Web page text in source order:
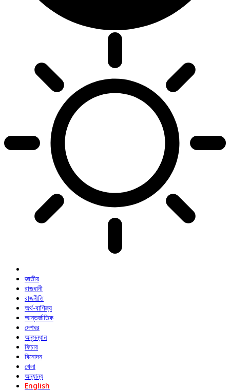
জাতীয়
রাজধানী
রাজনীতি
অর্থ-বাণিজ্য
আন্তর্জাতিক
দেশঘর
অনুসন্ধান
ফিচার
বিনোদন
খেলা
অন্যান্য
English